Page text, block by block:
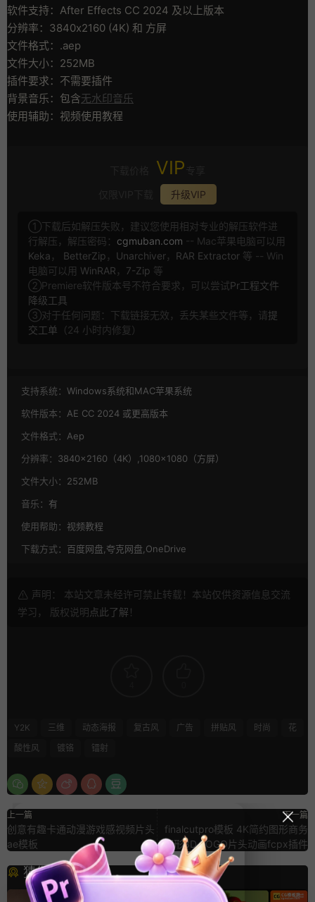
软件支持：After Effects CC 2024 及以上版本
分辨率：3840x2160 (4K) 和 方屏
文件格式：.aep
文件大小：252MB
插件要求：不需要插件
背景音乐：包含无水印音乐
使用辅助：视频使用教程
VIP
升级VIP
①下载后如解压失败，建议您使用相对专业的解压软件进
行解压，解压密码： cgmuban.com -- Mac苹果电脑可以用
Keka ， BetterZip ， Unarchiver， RAR Extractor 等 -- Win
电脑可以用 WinRAR ， 7-Zip 等
②Premiere软件版本号不符合要求，可以尝试Pr工程文件
降级工具
③对于任何问题：下载链接无效，丢失某些文件等，请提
交工单 （24 小时内修复）
支持系统： Windows系统和MAC苹果系统
软件版本： AE CC 2024 或更高版本
文件格式： Aep
分辨率： 3840×2160（4K）,1080×1080（方屏）
文件大小： 252MB
音乐： 有
使用帮助： 视频教程
下载方式： 百度网盘,夸克网盘,OneDrive
声明： 本站文章未经许可禁止转载！本站仅供资源信息交流
学习， 版权说明点此了解 ！
Y2K 三维 动态海报 复古风 广告 拼贴风 时尚
花
酸性风
镀铬 镭射
上一篇
创意有趣卡通动漫游戏感视频片头
ae模板
下一篇
finalcutpro模板 4K简约图形商务
圆形3D LOGO片头动画fcpx插件
猜你喜欢